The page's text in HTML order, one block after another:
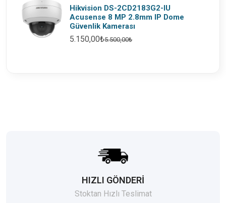
Hikvision DS-2CD2183G2-IU
Acusense 8 MP 2.8mm IP Dome
Güvenlik Kamerası
5.150,00₺5.500,00₺
HIZLI GÖNDERİ
Stoktan Hızlı Teslimat